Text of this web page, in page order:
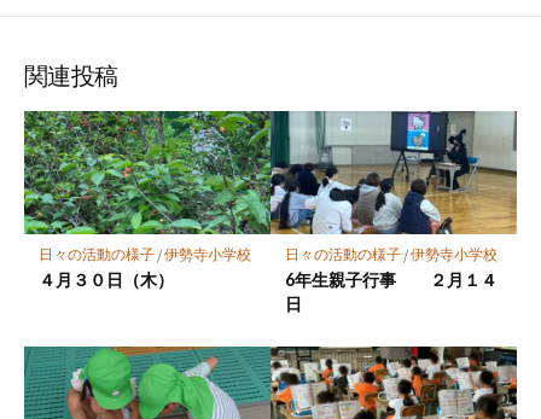
ア
マ
ー
ク
に
保
存
関連投稿
日々の活動の様子/伊勢寺小学校
４月３０日（木）
日々の活動の様子/伊勢寺小学校
6年生親子行事 ２月１４
日